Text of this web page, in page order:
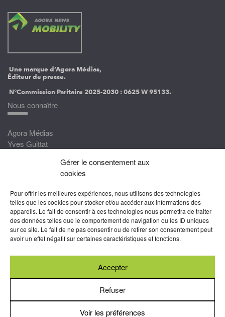
Gérer le consentement aux
cookies
Pour offrir les meilleures expériences, nous utilisons des technologies
telles que les cookies pour stocker et/ou accéder aux informations des
appareils. Le fait de consentir à ces technologies nous permettra de traiter
des données telles que le comportement de navigation ou les ID uniques
sur ce site. Le fait de ne pas consentir ou de retirer son consentement peut
avoir un effet négatif sur certaines caractéristiques et fonctions.
Accepter
Refuser
Voir les préférences
Une marque d’Agora Médias,
Éditeur de presse.
N°Commission Paritaire 2025-2030 :0625 W 95133.
Nous connaître
Agora Médias
Yves Guittat
Devenez correspondant
Rejoignez nos experts
Devenez Partenaire
Nous suivre
Abonnez-vous à nos newsletters
Conditions générales d’utilisation